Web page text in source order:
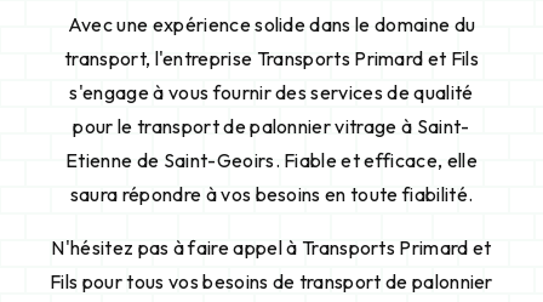
Avec une expérience solide dans le domaine du
transport, l'entreprise Transports Primard et Fils
s'engage à vous fournir des services de qualité
pour le transport de palonnier vitrage à Saint-
Etienne de Saint-Geoirs. Fiable et efficace, elle
saura répondre à vos besoins en toute fiabilité.
N'hésitez pas à faire appel à Transports Primard et
Fils pour tous vos besoins de transport de palonnier